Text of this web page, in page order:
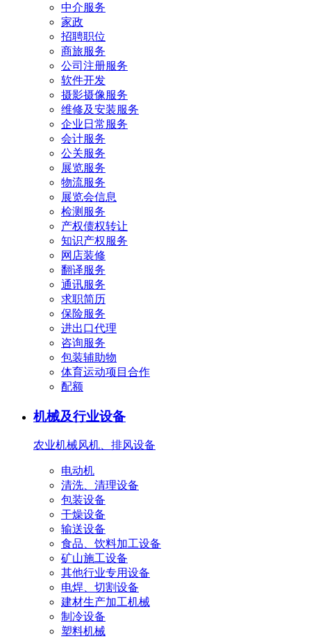
中介服务
家政
招聘职位
商旅服务
公司注册服务
软件开发
摄影摄像服务
维修及安装服务
企业日常服务
会计服务
公关服务
展览服务
物流服务
展览会信息
检测服务
产权债权转让
知识产权服务
网店装修
翻译服务
通讯服务
求职简历
保险服务
进出口代理
咨询服务
包装辅助物
体育运动项目合作
配额
机械及行业设备
农业机械风机、排风设备
电动机
清洗、清理设备
包装设备
干燥设备
输送设备
食品、饮料加工设备
矿山施工设备
其他行业专用设备
电焊、切割设备
建材生产加工机械
制冷设备
塑料机械